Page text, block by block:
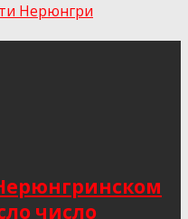
Нерюнгри
число